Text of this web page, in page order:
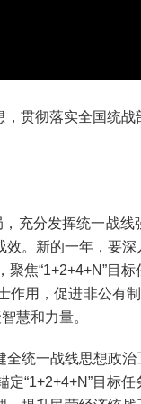
彻落实全国统战
分发挥统一战线
。新的一年，要
焦“1+2+4+N”目
用，促进非公有
慧和力量。
统一战线思想政治
“1+2+4+N”目标